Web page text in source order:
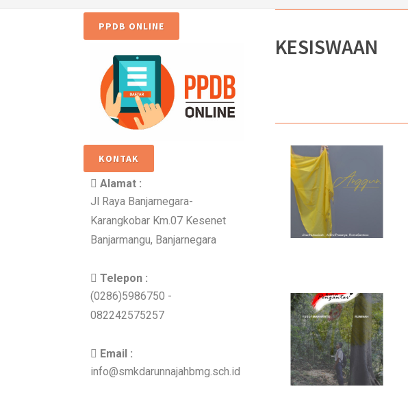
PPDB ONLINE
KONTAK
Alamat :
Jl Raya Banjarnegara-
Karangkobar Km.07 Kesenet
Banjarmangu, Banjarnegara
Telepon :
(0286)5986750 -
082242575257
Email :
info@smkdarunnajahbmg.sch.id
KESISWAAN